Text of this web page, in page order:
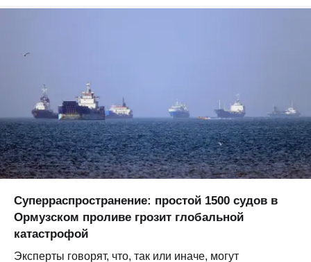
Суперраспространение: простой 1500 судов в
Ормузском проливе грозит глобальной
катастрофой
Эксперты говорят, что, так или иначе, могут